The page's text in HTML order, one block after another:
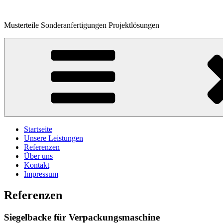
springen
Musterteile Sonderanfertigungen Projektlösungen
Startseite
Unsere Leistungen
Referenzen
Über uns
Kontakt
Impressum
Referenzen
Siegelbacke für Verpackungsmaschine